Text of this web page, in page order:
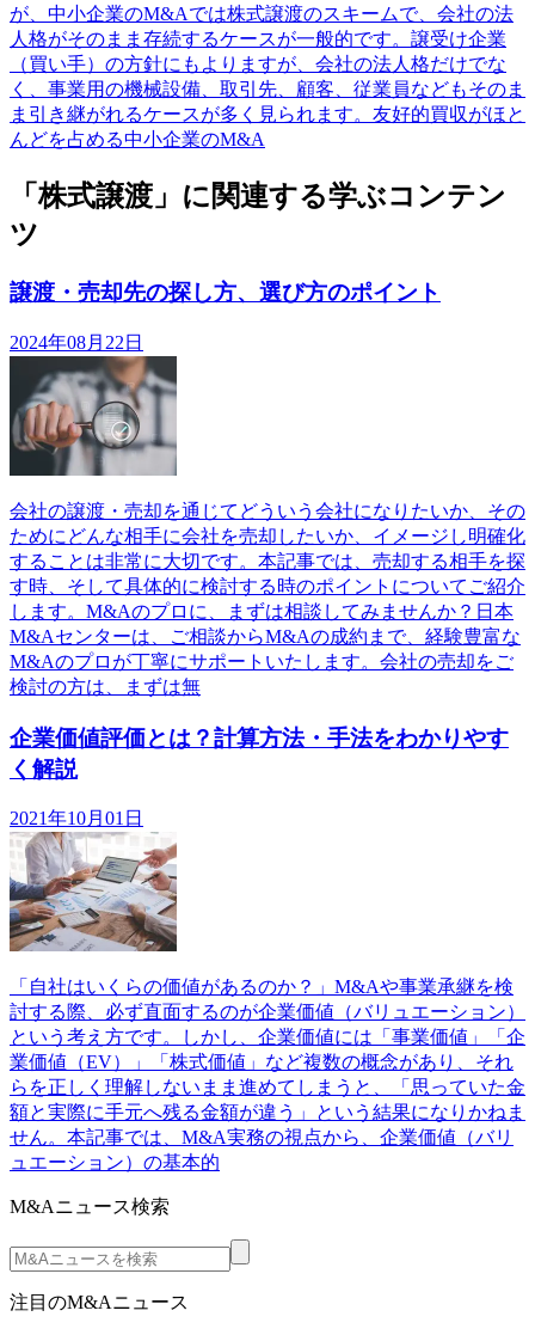
が、中小企業のM&Aでは株式譲渡のスキームで、会社の法
人格がそのまま存続するケースが一般的です。譲受け企業
（買い手）の方針にもよりますが、会社の法人格だけでな
く、事業用の機械設備、取引先、顧客、従業員などもそのま
ま引き継がれるケースが多く見られます。友好的買収がほと
んどを占める中小企業のM&A
「株式譲渡」に関連する学ぶコンテン
ツ
譲渡・売却先の探し方、選び方のポイント
2024年08月22日
会社の譲渡・売却を通じてどういう会社になりたいか、その
ためにどんな相手に会社を売却したいか、イメージし明確化
することは非常に大切です。本記事では、売却する相手を探
す時、そして具体的に検討する時のポイントについてご紹介
します。M&Aのプロに、まずは相談してみませんか？日本
M&Aセンターは、ご相談からM&Aの成約まで、経験豊富な
M&Aのプロが丁寧にサポートいたします。会社の売却をご
検討の方は、まずは無
企業価値評価とは？計算方法・手法をわかりやす
く解説
2021年10月01日
「自社はいくらの価値があるのか？」M&Aや事業承継を検
討する際、必ず直面するのが企業価値（バリュエーション）
という考え方です。しかし、企業価値には「事業価値」「企
業価値（EV）」「株式価値」など複数の概念があり、それ
らを正しく理解しないまま進めてしまうと、「思っていた金
額と実際に手元へ残る金額が違う」という結果になりかねま
せん。本記事では、M&A実務の視点から、企業価値（バリ
ュエーション）の基本的
M&Aニュース検索
注目のM&Aニュース